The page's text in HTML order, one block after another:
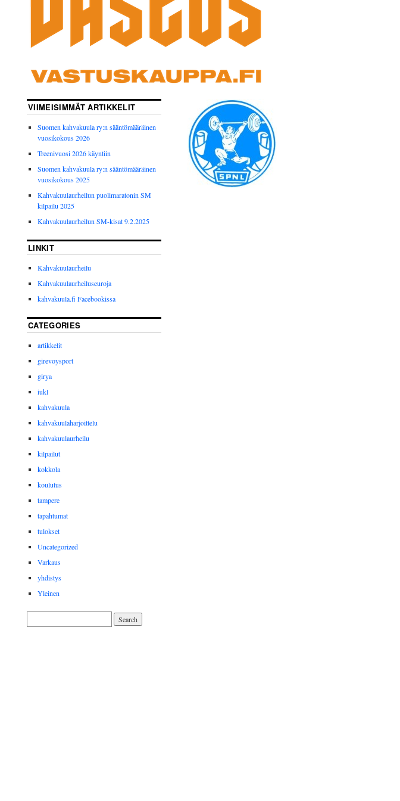
VIIMEISIMMÄT ARTIKKELIT
Suomen kahvakuula ry:n sääntömääräinen
vuosikokous 2026
Treenivuosi 2026 käyntiin
Suomen kahvakuula ry:n sääntömääräinen
vuosikokous 2025
Kahvakuulaurheilun puolimaratonin SM
kilpailu 2025
Kahvakuulaurheilun SM-kisat 9.2.2025
LINKIT
Kahvakuulaurheilu
Kahvakuulaurheiluseuroja
kahvakuula.fi Facebookissa
CATEGORIES
artikkelit
girevoysport
girya
iukl
kahvakuula
kahvakuulaharjoittelu
kahvakuulaurheilu
kilpailut
kokkola
koulutus
tampere
tapahtumat
tulokset
Uncategorized
Varkaus
yhdistys
Yleinen